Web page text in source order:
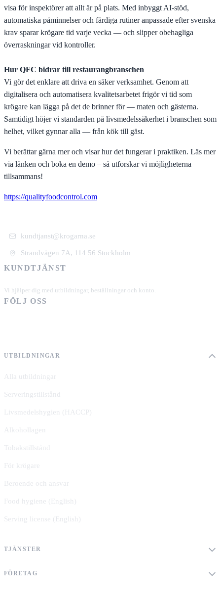
visa för inspektörer att allt är på plats. Med inbyggt AI-stöd,
automatiska påminnelser och färdiga rutiner anpassade efter svenska
krav sparar krögare tid varje vecka — och slipper obehagliga
överraskningar vid kontroller.
Hur QFC bidrar till restaurangbranschen
Vi gör det enklare att driva en säker verksamhet. Genom att
digitalisera och automatisera kvalitetsarbetet frigör vi tid som
krögare kan lägga på det de brinner för — maten och gästerna.
Samtidigt höjer vi standarden på livsmedelssäkerhet i branschen som
helhet, vilket gynnar alla — från kök till gäst.
Vi berättar gärna mer och visar hur det fungerar i praktiken. Läs mer
via länken och boka en demo – så utforskar vi möjligheterna
tillsammans!
https://qualityfoodcontrol.com
kundtjanst@krogarna.se
Strandvägen 7A, 114 56 Stockholm
KUNDTJÄNST
Vi hjälper dig med utbildningar, beställningar och konto.
FÖLJ OSS
UTBILDNINGAR
Alla utbildningar
Serveringstillstånd
Livsmedelshygien (HACCP)
Alkohollagen
Tobakstillstånd
För krögare
Beroende och ansvar
Food hygiene (English)
Serving license (English)
TJÄNSTER
FÖRETAG